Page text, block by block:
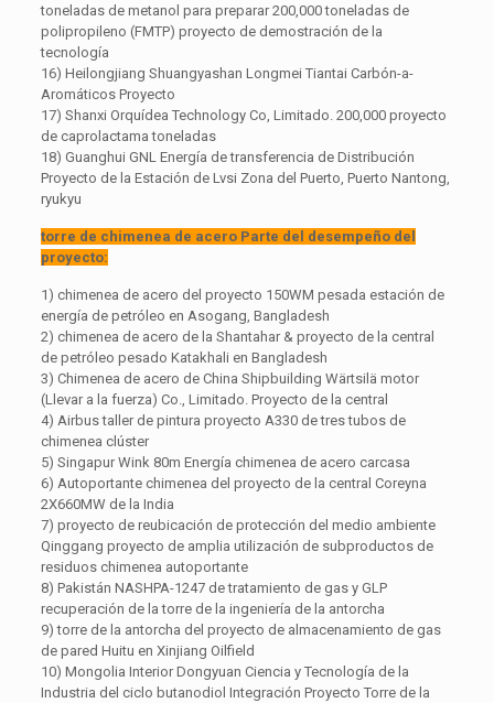
toneladas de metanol para preparar 200,000 toneladas de
polipropileno (FMTP) proyecto de demostración de la
tecnología
16) Heilongjiang Shuangyashan Longmei Tiantai Carbón-a-
Aromáticos Proyecto
17) Shanxi Orquídea Technology Co, Limitado. 200,000 proyecto
de caprolactama toneladas
18) Guanghui GNL Energía de transferencia de Distribución
Proyecto de la Estación de Lvsi Zona del Puerto, Puerto Nantong,
ryukyu
torre de chimenea de acero Parte del desempeño del
proyecto:
1) chimenea de acero del proyecto 150WM pesada estación de
energía de petróleo en Asogang, Bangladesh
2) chimenea de acero de la Shantahar & proyecto de la central
de petróleo pesado Katakhali en Bangladesh
3) Chimenea de acero de China Shipbuilding Wärtsilä motor
(Llevar a la fuerza) Co., Limitado. Proyecto de la central
4) Airbus taller de pintura proyecto A330 de tres tubos de
chimenea clúster
5) Singapur Wink 80m Energía chimenea de acero carcasa
6) Autoportante chimenea del proyecto de la central Coreyna
2X660MW de la India
7) proyecto de reubicación de protección del medio ambiente
Qinggang proyecto de amplia utilización de subproductos de
residuos chimenea autoportante
8) Pakistán NASHPA-1247 de tratamiento de gas y GLP
recuperación de la torre de la ingeniería de la antorcha
9) torre de la antorcha del proyecto de almacenamiento de gas
de pared Huitu en Xinjiang Oilfield
10) Mongolia Interior Dongyuan Ciencia y Tecnología de la
Industria del ciclo butanodiol Integración Proyecto Torre de la